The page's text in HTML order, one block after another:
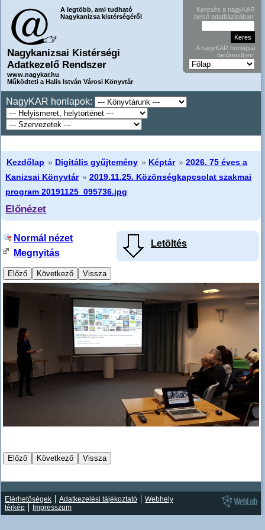
A legtöbb, ami tudható
Nagykanizsa kistérségéről
Nagykanizsai Kistérségi
Adatkezelő Rendszer
www.nagykar.hu
Működteti a Halis István Városi Könyvtár
Keresés a nagyKAR
belső adatbázisában:
A nagyKAR honlapjai
betűrendben:
NagyKAR honlapok:
Kezdőlap » Digitális gyűjtemény » Képtár »2026. 75 éves a
Kanizsai Könyvtár »2019.11.25. Közönségkapcsolat szakmai
program 20191125_095736.jpg
Előnézet
Letöltés
Normál nézet
Megnyitás
Elérhetőségek Adatkezelési tájékoztató
Webhely
térkép
Impresszum